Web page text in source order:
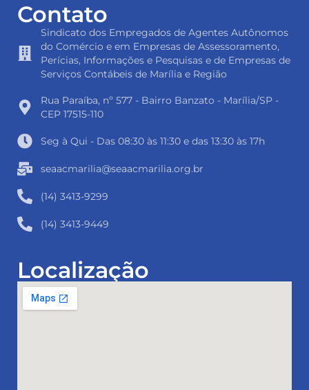
Contato
Sindicato dos Empregados de Agentes Autônomos
do Comércio e em Empresas de Assessoramento,
Perícias, Informações e Pesquisas e de Empresas de
Serviços Contábeis de Marília e Região
Rua Paraíba, nº 577 - Bairro Banzato - Marília/SP -
CEP 17515-110
Seg à Qui - Das 08:30 às 11:30 e das 13:30 às 17h
seaacmarilia@seaacmarilia.org.br
(14) 3413-9299
(14) 3413-9449
Localização